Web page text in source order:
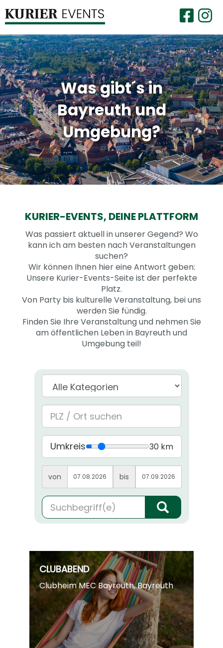
Was gibt´s in
Bayreuth und
Umgebung?
KURIER-EVENTS, DEINE PLATTFORM
Was passiert aktuell in unserer Gegend? Wo
kann ich am besten nach Veranstaltungen
suchen?
Wir können Ihnen hier eine Antwort geben:
Unsere Kurier-Events-Seite ist der perfekte
Platz.
Von Party bis kulturelle Veranstaltung, bei uns
werden Sie fündig.
Finden Sie Ihre Veranstaltung und nehmen Sie
am öffentlichen Leben in Bayreuth und
Umgebung teil!
Umkreis 30 km
von bis
CLUBABEND
Clubheim MEC Bayreuth, Bayreuth